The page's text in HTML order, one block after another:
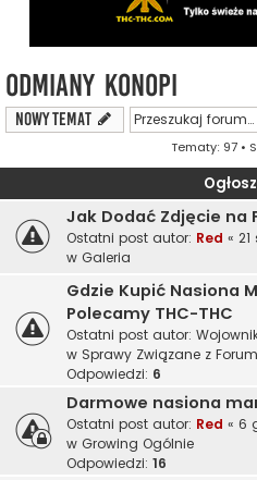
Odmiany Konopi
NOWY TEMAT
Tematy: 97 •
Jak Dodać Zdjęcie na
Ostatni post autor: Red « 21
w Galeria
Gdzie Kupić Nasiona
Polecamy THC-THC
Ostatni post autor:
w Sprawy Związane z Forum
Odpowiedzi: 6
Darmowe nasiona
Ostatni post autor: Red « 6
w Growing Ogólnie
Odpowiedzi: 16